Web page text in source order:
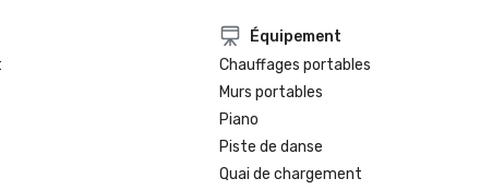
Équipement
Chauffages portables
Murs portables
Piano
Piste de danse
Quai de chargement